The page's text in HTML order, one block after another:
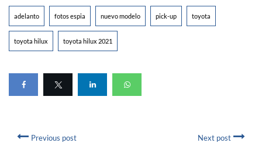
adelanto fotos espia nuevo modelo pick-up toyota
toyota hilux toyota hilux 2021
Previous post Next post